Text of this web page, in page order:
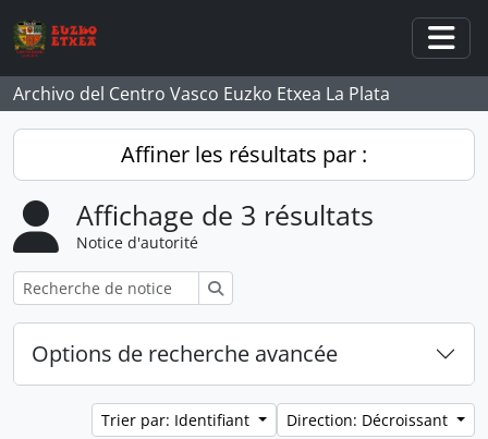
Skip to main content
Archivo del Centro Vasco Euzko Etxea La Plata
Affiner les résultats par :
Affichage de 3 résultats
Notice d'autorité
Options de recherche avancée
Trier par: Identifiant Direction: Décroissant